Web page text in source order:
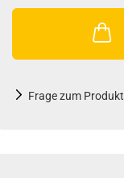
Frage zum Produkt